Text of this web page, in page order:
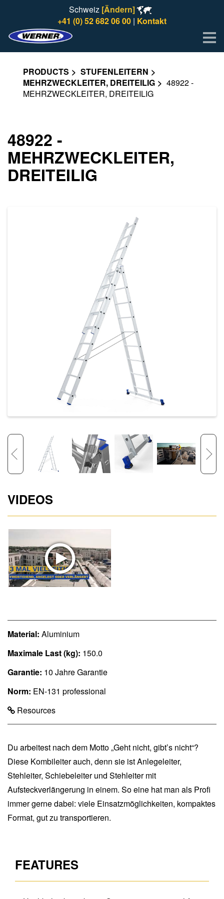
Schweiz [Ändern]
+41 (0) 52 682 06 00 | Kontakt
PRODUCTS
STUFENLEITERN
MEHRZWECKLEITER, DREITEILIG
48922 -
MEHRZWECKLEITER, DREITEILIG
48922 -
MEHRZWECKLEITER,
DREITEILIG
VIDEOS
Material: Aluminium
Maximale Last (kg): 150.0
Garantie: 10 Jahre Garantie
Norm: EN-131 professional
Resources
Du arbeitest nach dem Motto „Geht nicht, gibt’s nicht“?
Diese Kombileiter auch, denn sie ist Anlegeleiter,
Stehleiter, Schiebeleiter und Stehleiter mit
Aufsteckverlängerung in einem. So eine hat man als Profi
immer gerne dabei: viele Einsatzmöglichkeiten, kompaktes
Format, gut zu transportieren.
FEATURES